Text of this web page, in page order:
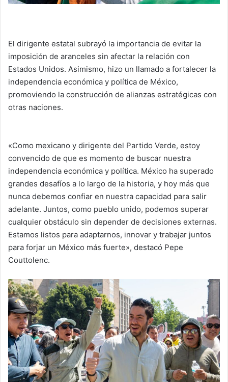
El dirigente estatal subrayó la importancia de evitar la
imposición de aranceles sin afectar la relación con
Estados Unidos. Asimismo, hizo un llamado a fortalecer la
independencia económica y política de México,
promoviendo la construcción de alianzas estratégicas con
otras naciones.
«Como mexicano y dirigente del Partido Verde, estoy
convencido de que es momento de buscar nuestra
independencia económica y política. México ha superado
grandes desafíos a lo largo de la historia, y hoy más que
nunca debemos confiar en nuestra capacidad para salir
adelante. Juntos, como pueblo unido, podemos superar
cualquier obstáculo sin depender de decisiones externas.
Estamos listos para adaptarnos, innovar y trabajar juntos
para forjar un México más fuerte», destacó Pepe
Couttolenc.